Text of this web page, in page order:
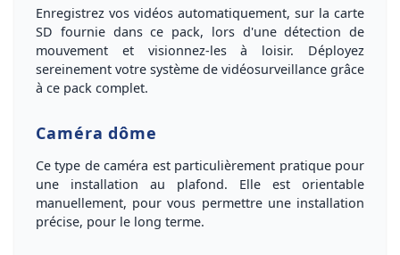
Enregistrez vos vidéos automatiquement, sur la carte
SD fournie dans ce pack, lors d'une détection de
mouvement et visionnez-les à loisir. Déployez
sereinement votre système de vidéosurveillance grâce
à ce pack complet.
Caméra dôme
Ce type de caméra est particulièrement pratique pour
une installation au plafond. Elle est orientable
manuellement, pour vous permettre une installation
précise, pour le long terme.